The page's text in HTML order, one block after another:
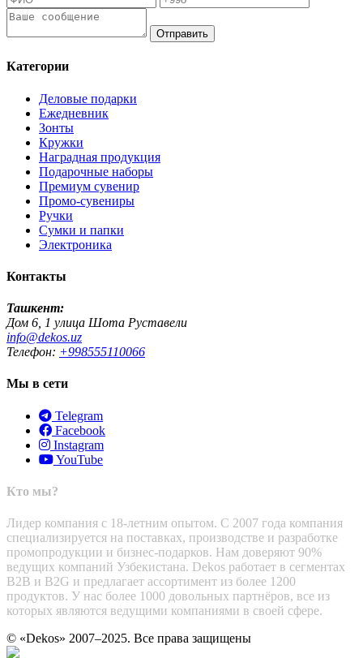
Отправить
Категории
Деловые подарки
Ежедневник
Зонты
Кружки
Наградная продукция
Подарочные наборы
Премиум сувенир
Промо-сувениры
Ручки
Сумки и папки
Электроника
Контакты
Ташкент:
Дом 6, 1 улица Шота Руставели
info@dekos.uz
Телефон: +998555110066
Мы в сети
Telegram
Facebook
Instagram
YouTube
Кто мы?
Лидер компания с 18-летним опытом. С 2007 года компания
специализируется на поставках, производстве и разработке
промопродукции и бизнес-подарков. Нам доверяют 90%
ведущих компаний Узбекистана. Dekos работает в сегментах
B2B и B2G и предлагает ассортимент из более 1200
продуктов. У нас более 1000 довольных партнёров, все из
которых являются ведущими компаниями в своей сфере.
© «Dekos» 2007–2025. Все права защищены